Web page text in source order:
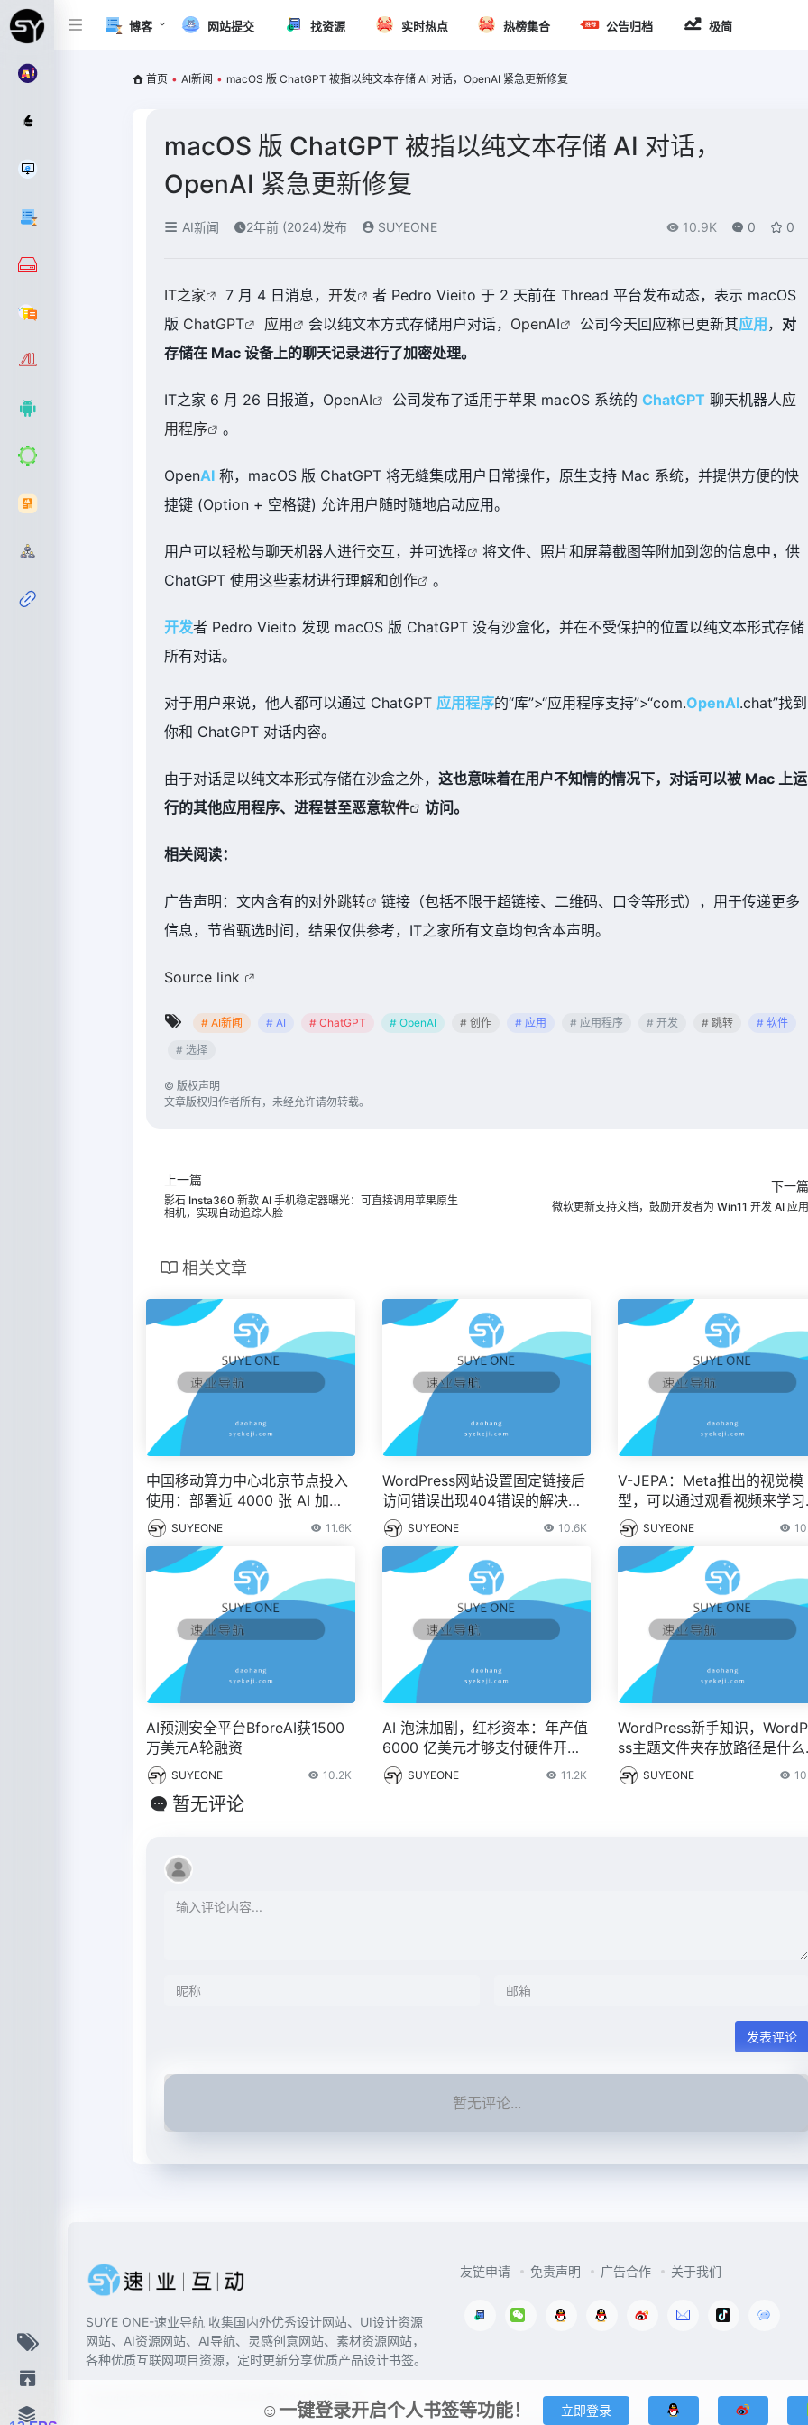
博客 网站提交 找资源 实时热点 热榜集合 公告归档 极简
首页 • AI新闻 • macOS 版 ChatGPT 被指以纯文本存储 AI 对话，OpenAI 紧急更新修复
macOS 版 ChatGPT 被指以纯文本存储 AI 对话，
OpenAI 紧急更新修复
AI新闻 2年前 (2024)发布 SUYEONE 10.9K 0 0
IT之家 7 月 4 日消息， 开发
者 Pedro Vieito 于 2 天前在 Thread 平台发布动态，表示 macOS
版 ChatGPT 应用 会以纯文本方式存储用户对话， OpenAI 公司今天回应称已更新其应用 ， 对
存储在 Mac 设备上的聊天记录进行了加密处理。
IT之家 6 月 26 日报道，OpenAI 公司发布了适用于苹果 macOS 系统的 ChatGPT 聊天机器人应
用程序
。
OpenAI 称，macOS 版 ChatGPT 将无缝集成用户日常操作，原生支持 Mac 系统，并提供方便的快
捷键 (Option + 空格键) 允许用户随时随地启动应用。
用户可以轻松与聊天机器人进行交互，并可选择
将文件、照片和屏幕截图等附加到您的信息中，供
ChatGPT 使用这些素材进行理解和创作 。
开发者 Pedro Vieito 发现 macOS 版 ChatGPT 没有沙盒化，并在不受保护的位置以纯文本形式存储
所有对话。
对于用户来说，他人都可以通过 ChatGPT 应用程序的“库”>“应用程序支持”>“com.OpenAI.chat”找到
你和 ChatGPT 对话内容。
由于对话是以纯文本形式存储在沙盒之外， 这也意味着在用户不知情的情况下，对话可以被 Mac 上运
行的其他应用程序、进程甚至恶意软件 访问。
相关阅读：
广告声明：文内含有的对外跳转
链接（包括不限于超链接、二维码、口令等形式），用于传递更多
信息，节省甄选时间，结果仅供参考，IT之家所有文章均包含本声明。
Source link
# AI新闻 # AI # ChatGPT # OpenAI # 创作 # 应用 # 应用程序 # 开发 # 跳转
# 软件
# 选择
© 版权声明
文章版权归作者所有，未经允许请勿转载。
上一篇
影石 Insta360 新款 AI 手机稳定器曝光：可直接调用苹果原生
相机，实现自动追踪人脸
下一篇
微软更新支持文档，鼓励开发者为 Win11 开发 AI 应用
相关文章
中国移动算力中心北京节点投入
使用：部署近 4000 张 AI 加速
卡，智能算力规模超 1000P
SUYEONE 11.6K
WordPress网站设置固定链接后
访问错误出现404错误的解决办
法，WordPress设置伪静态
SUYEONE 10.6K
V-JEPA：Meta推出的视觉模
型，可以通过观看视频来学习
解物理世界
SUYEONE
AI预测安全平台BforeAI获1500
万美元A轮融资
SUYEONE 10.2K
AI 泡沫加剧，红杉资本：年产值
6000 亿美元才够支付硬件开支
– IT之家
SUYEONE 11.2K
WordPress新手知识，
ss主题文件夹存放路径是什么
WordPress主题存放在哪个文
夹
SUYEONE
暂无评论
发表评论
暂无评论...
SUYE ONE-速业导航 收集国内外优秀设计网站、UI设计资源
网站、AI资源网站、AI导航、灵感创意网站、素材资源网站，
各种优质互联网项目资源，定时更新分享优质产品设计书签。
友链申请 免责声明 广告合作 关于我们
粤ICP备2021127587号-3
☺一键登录开启个人书签等功能！ 立即登录